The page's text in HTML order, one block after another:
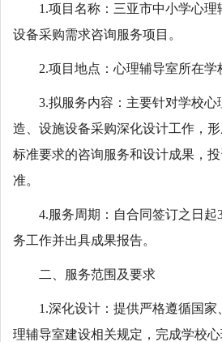
1.项目名称：三亚市中小学心
设备采购需求咨询服务项目。
2.项目地点：心理辅导室所在学
3.拟服务内容：主要针对学校心
造、设施设备采购深化设计工作，
标准要求的咨询服务和设计成果，
准。
4.服务周期：自合同签订之日起
务工作并出具成果报告。
二、服务范围及要求
1.深化设计：提供严格遵循国
理辅导室建设相关规定，完成学校